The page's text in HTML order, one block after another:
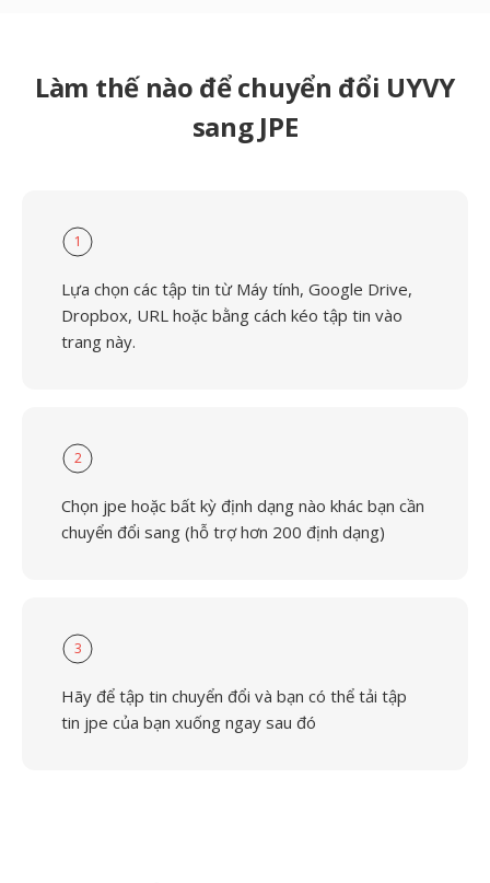
Làm thế nào để chuyển đổi UYVY
sang JPE
1
Lựa chọn các tập tin từ Máy tính, Google Drive,
Dropbox, URL hoặc bằng cách kéo tập tin vào
trang này.
2
Chọn jpe hoặc bất kỳ định dạng nào khác bạn cần
chuyển đổi sang (hỗ trợ hơn 200 định dạng)
3
Hãy để tập tin chuyển đổi và bạn có thể tải tập
tin jpe của bạn xuống ngay sau đó